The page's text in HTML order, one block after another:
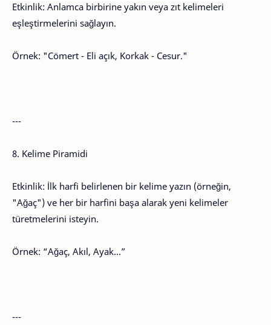
Etkinlik: Anlamca birbirine yakın veya zıt kelimeleri
eşleştirmelerini sağlayın.
Örnek: "Cömert - Eli açık, Korkak - Cesur."
---
8. Kelime Piramidi
Etkinlik: İlk harfi belirlenen bir kelime yazın (örneğin,
"Ağaç") ve her bir harfini başa alarak yeni kelimeler
türetmelerini isteyin.
Örnek: “Ağaç, Akıl, Ayak...”
---